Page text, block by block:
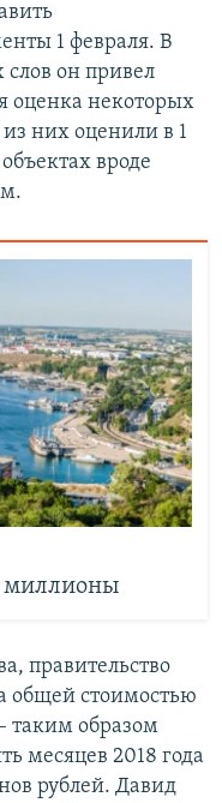
1 февраля. В
слов он привел
оценка некоторых
них оценили в 1
вроде
миллионы
правительство
общей стоимостью
таким образом
месяцев 2018 года
рублей. Давид